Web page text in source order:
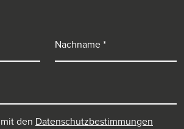
den Datenschutzbestimmungen